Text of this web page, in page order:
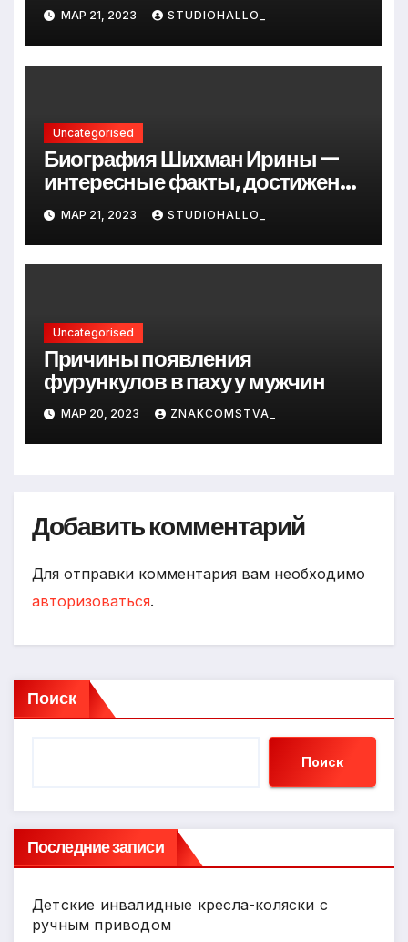
до руководителя
МАР 21, 2023 STUDIOHALLO_
Uncategorised
Биография Шихман Ирины —
интересные факты, достижения
и путь к успеху
МАР 21, 2023 STUDIOHALLO_
Uncategorised
Причины появления
фурункулов в паху у мужчин
МАР 20, 2023 ZNAKCOMSTVA_
Добавить комментарий
Для отправки комментария вам необходимо
авторизоваться.
Поиск
Поиск
Последние записи
Детские инвалидные кресла-коляски с
ручным приводом